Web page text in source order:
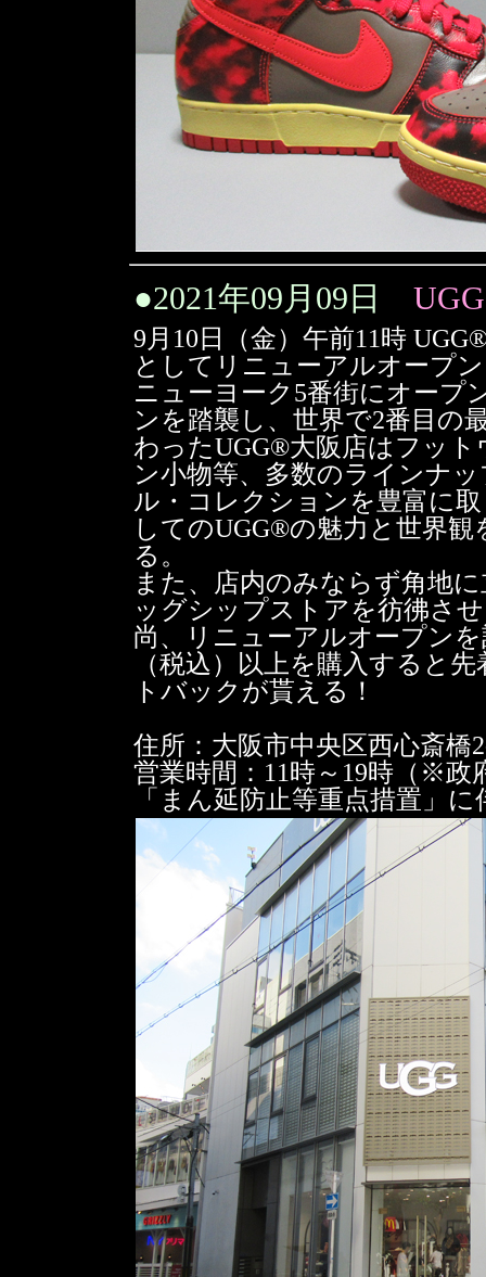
●2021年09月09日
9月10日（金）午前11時
としてリニューアルオープ
ニューヨーク5番街にオープ
ンを踏襲し、世界で2番目の
わったUGG®大阪店はフッ
ン小物等、多数のラインナ
ル・コレクションを豊富に
してのUGG®の魅力と世界
る。
また、店内のみならず角地
ッグシップストアを彷彿さ
尚、リニューアルオープン
（税込）以上を購入すると
トバックが貰える！
住所：大阪市中央区西心斎橋
営業時間：11時～19時（※政
「まん延防止等重点措置」